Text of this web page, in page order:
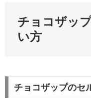
チョコザッ
い方
チョコザップのセ